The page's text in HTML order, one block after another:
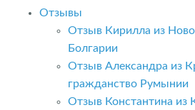
Отзывы
Отзыв Кирилла из
Болгарии
Отзыв Александра из
гражданство Румынии
Отзыв Константина из